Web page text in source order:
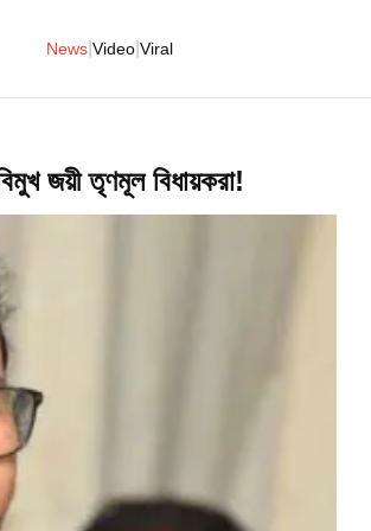
News Video Viral
জয়ী তৃণমূল বিধায়করা!